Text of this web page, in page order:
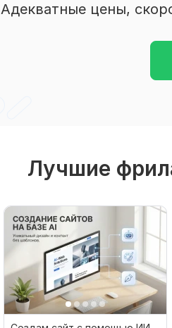
Адекватные цены,
Лучшие